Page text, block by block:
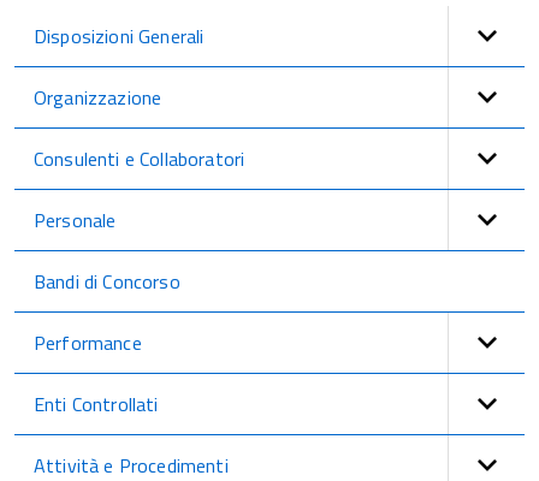
Disposizioni Generali
Organizzazione
Consulenti e Collaboratori
Personale
Bandi di Concorso
Performance
Enti Controllati
Attività e Procedimenti